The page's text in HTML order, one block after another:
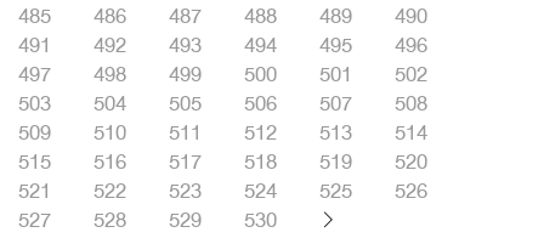
485
486 487 488 489
490
491
492 493 494 495
496
497
498 499 500 501
502
503
504 505 506 507
508
509
510 511 512 513
514
515
516 517 518 519
520
521
522 523 524 525
526
527
528 529 530